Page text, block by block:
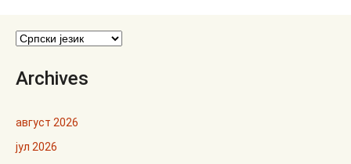
Archives
август 2026
јул 2026